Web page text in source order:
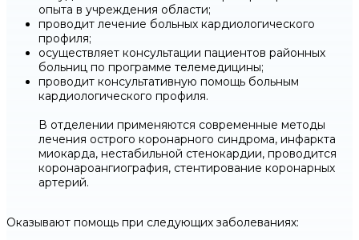
опыта в учреждения области;
проводит лечение больных кардиологического
профиля;
осуществляет консультации пациентов районных
больниц по программе телемедицины;
проводит консультативную помощь больным
кардиологического профиля.
В отделении применяются современные методы
лечения острого коронарного синдрома, инфаркта
миокарда, нестабильной стенокардии, проводится
коронароангиография, стентирование коронарных
артерий.
Оказывают помощь при следующих заболеваниях: